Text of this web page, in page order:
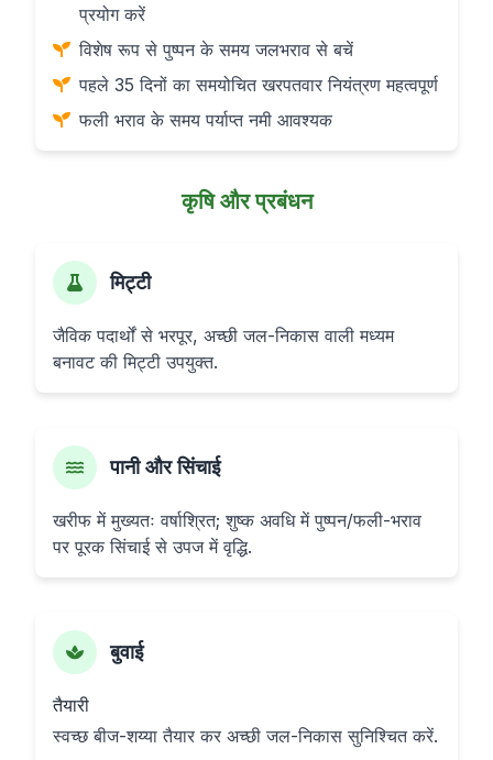
प्रयोग करें
विशेष रूप से पुष्पन के समय जलभराव से बचें
पहले 35 दिनों का समयोचित खरपतवार नियंत्रण महत्वपूर्ण
फली भराव के समय पर्याप्त नमी आवश्यक
कृषि और प्रबंधन
मिट्टी
जैविक पदार्थों से भरपूर, अच्छी जल-निकास वाली मध्यम
बनावट की मिट्टी उपयुक्त.
पानी और सिंचाई
खरीफ में मुख्यतः वर्षाश्रित; शुष्क अवधि में पुष्पन/फली-भराव
पर पूरक सिंचाई से उपज में वृद्धि.
बुवाई
तैयारी
स्वच्छ बीज-शय्या तैयार कर अच्छी जल-निकास सुनिश्चित करें.